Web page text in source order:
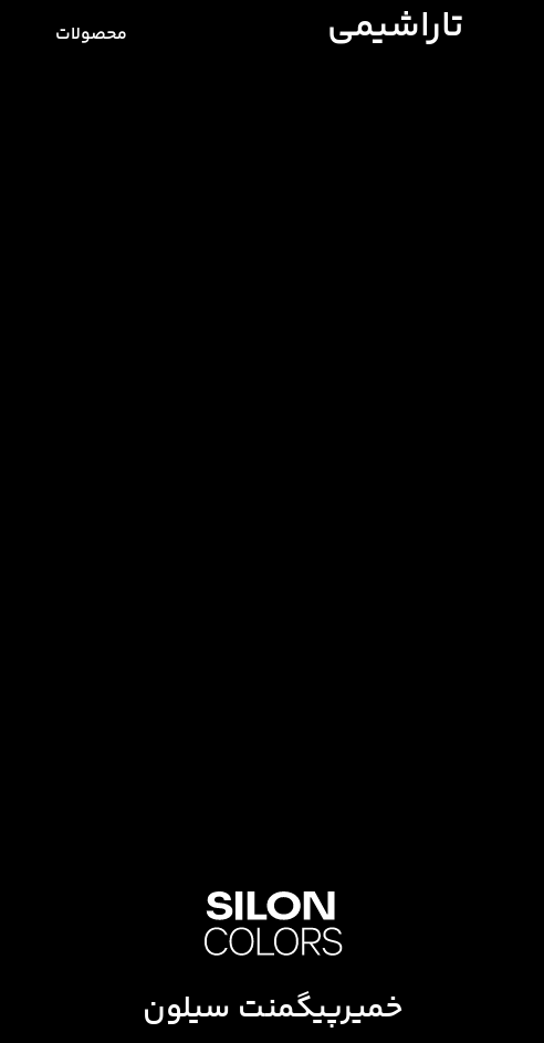
تاراشیمی محصولات
خمیرپیگمنت سیلون